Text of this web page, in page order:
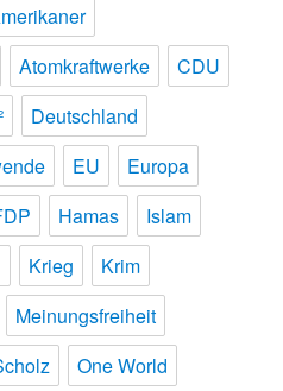
Atomkraftwerke
CDU
Deutschland
EU
Europa
Hamas
Islam
Krieg
Krim
Meinungsfreiheit
One World